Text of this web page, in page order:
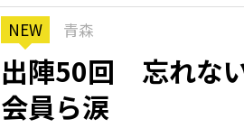
NEW 青森
出陣50回 忘れな
会員ら涙